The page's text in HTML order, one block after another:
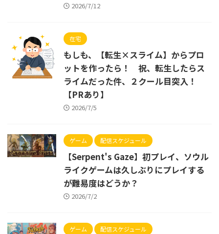
2026/7/12
在宅
もしも、【転生×スライム】からプロ
ットを作ったら！ 祝、転生したらス
ライムだった件、２クール目突入！
【PRあり】
2026/7/5
ゲーム 配信スケジュール
【Serpent's Gaze】初プレイ、ソウル
ライクゲームは久しぶりにプレイする
が難易度はどうか？
2026/7/2
ゲーム 配信スケジュール